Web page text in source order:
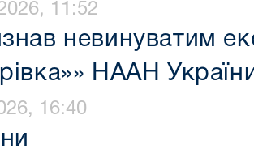
11:52
невинуватим
НААН
16:40